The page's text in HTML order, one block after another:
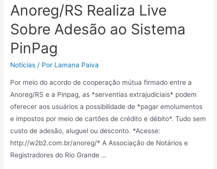
Anoreg/RS Realiza Live
Sobre Adesão ao Sistema
PinPag
Notícias / Por Lamana Paiva
Por meio do acordo de cooperação mútua firmado entre a
Anoreg/RS e a Pinpag, as *serventias extrajudiciais* podem
oferecer aos usuários a possibilidade de *pagar emolumentos
e impostos por meio de cartões de crédito e débito*. Tudo sem
custo de adesão, aluguel ou desconto. *Acesse:
http://w2b2.com.br/anoreg/* A Associação de Notários e
Registradores do Rio Grande …